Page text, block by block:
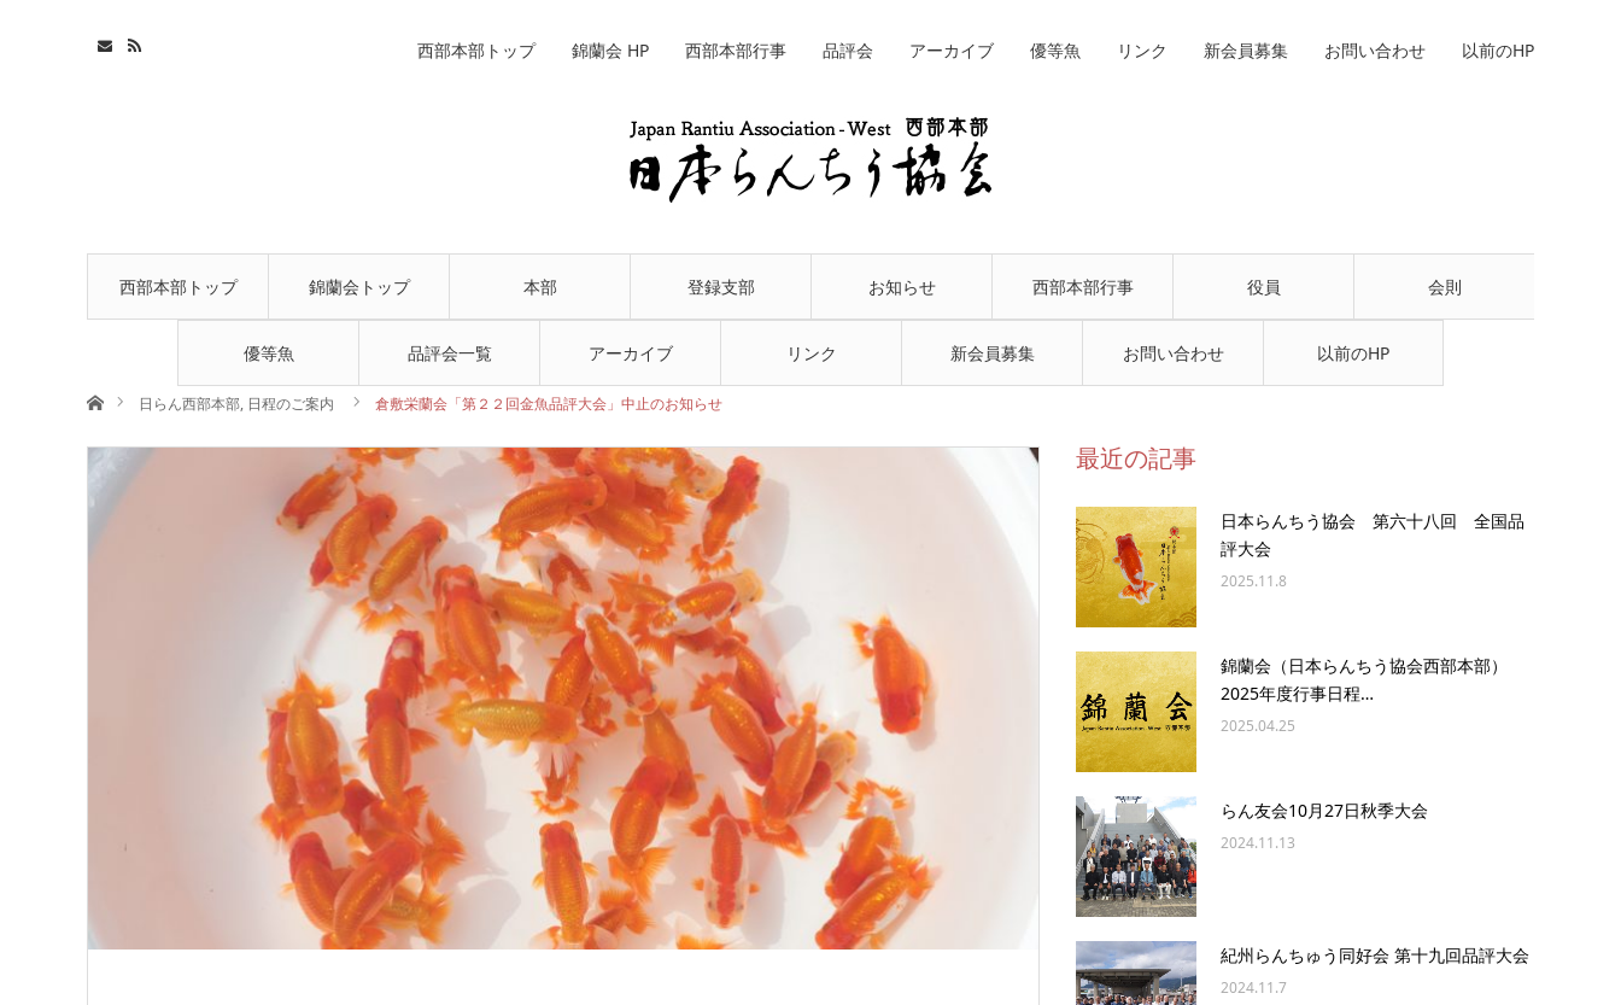
西部本部トップ 錦蘭会トップ 本部 登録支部 お知らせ 西部本部行事 役員 会則
優等魚 品評会一覧 アーカイブ リンク 新会員募集 お問い合わせ 以前のHP
西部本部トップ 錦蘭会 HP 西部本部行事 品評会 アーカイブ 優等魚 リンク 新会員募集 お問い合わせ 以前のHP
ホーム日らん西部本部, 日程のご案内 倉敷栄蘭会「第２２回金魚品評大会」中止のお知らせ
最近の記事
日本らんちう協会 第六十八回 全国品
評大会
2025.11.8
錦蘭会（日本らんちう協会西部本部）
2025年度行事日程…
2025.04.25
らん友会10月27日秋季大会
2024.11.13
紀州らんちゅう同好会 第十九回品評大会
2024.11.7